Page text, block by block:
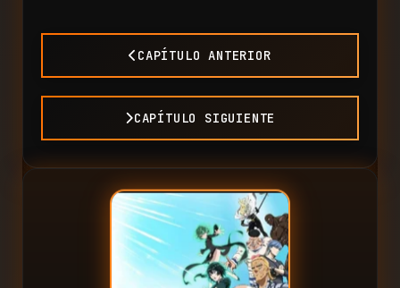
CAPÍTULO ANTERIOR
CAPÍTULO SIGUIENTE